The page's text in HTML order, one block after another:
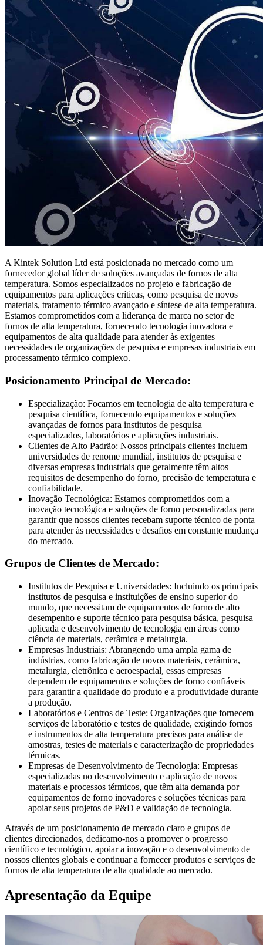
A Kintek Solution Ltd está posicionada no mercado como um
fornecedor global líder de soluções avançadas de fornos de alta
temperatura. Somos especializados no projeto e fabricação de
equipamentos para aplicações críticas, como pesquisa de novos
materiais, tratamento térmico avançado e síntese de alta temperatura.
Estamos comprometidos com a liderança de marca no setor de
fornos de alta temperatura, fornecendo tecnologia inovadora e
equipamentos de alta qualidade para atender às exigentes
necessidades de organizações de pesquisa e empresas industriais em
processamento térmico complexo.
Posicionamento Principal de Mercado:
Especialização: Focamos em tecnologia de alta temperatura e
pesquisa científica, fornecendo equipamentos e soluções
avançadas de fornos para institutos de pesquisa
especializados, laboratórios e aplicações industriais.
Clientes de Alto Padrão: Nossos principais clientes incluem
universidades de renome mundial, institutos de pesquisa e
diversas empresas industriais que geralmente têm altos
requisitos de desempenho do forno, precisão de temperatura e
confiabilidade.
Inovação Tecnológica: Estamos comprometidos com a
inovação tecnológica e soluções de forno personalizadas para
garantir que nossos clientes recebam suporte técnico de ponta
para atender às necessidades e desafios em constante mudança
do mercado.
Grupos de Clientes de Mercado:
Institutos de Pesquisa e Universidades: Incluindo os principais
institutos de pesquisa e instituições de ensino superior do
mundo, que necessitam de equipamentos de forno de alto
desempenho e suporte técnico para pesquisa básica, pesquisa
aplicada e desenvolvimento de tecnologia em áreas como
ciência de materiais, cerâmica e metalurgia.
Empresas Industriais: Abrangendo uma ampla gama de
indústrias, como fabricação de novos materiais, cerâmica,
metalurgia, eletrônica e aeroespacial, essas empresas
dependem de equipamentos e soluções de forno confiáveis
para garantir a qualidade do produto e a produtividade durante
a produção.
Laboratórios e Centros de Teste: Organizações que fornecem
serviços de laboratório e testes de qualidade, exigindo fornos
e instrumentos de alta temperatura precisos para análise de
amostras, testes de materiais e caracterização de propriedades
térmicas.
Empresas de Desenvolvimento de Tecnologia: Empresas
especializadas no desenvolvimento e aplicação de novos
materiais e processos térmicos, que têm alta demanda por
equipamentos de forno inovadores e soluções técnicas para
apoiar seus projetos de P&D e validação de tecnologia.
Através de um posicionamento de mercado claro e grupos de
clientes direcionados, dedicamo-nos a promover o progresso
científico e tecnológico, apoiar a inovação e o desenvolvimento de
nossos clientes globais e continuar a fornecer produtos e serviços de
fornos de alta temperatura de alta qualidade ao mercado.
Apresentação da Equipe